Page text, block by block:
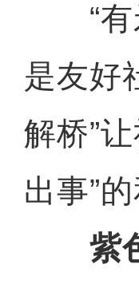
“有
是友好
解桥”
出事”
紫色